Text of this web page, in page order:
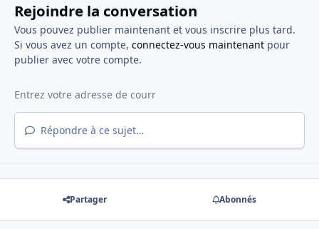
Rejoindre la conversation
Vous pouvez publier maintenant et vous inscrire plus tard.
Si vous avez un compte, connectez-vous maintenantpour
publier avec votre compte.
Répondre à ce sujet…
Partager Abonnés